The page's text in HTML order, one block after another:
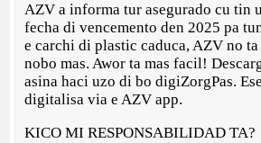
AZV a informa tur asegurado cu tin
fecha di vencemento den 2025 pa
e carchi di plastic caduca, AZV no
nobo mas. Awor ta mas facil!
asina haci uzo di bo digiZorgPas.
digitalisa via e AZV app.
KICO MI RESPONSABILIDAD TA?